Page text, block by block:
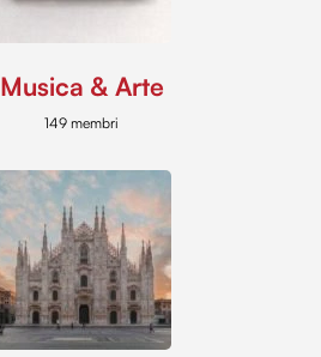
Musica & Arte
149 membri